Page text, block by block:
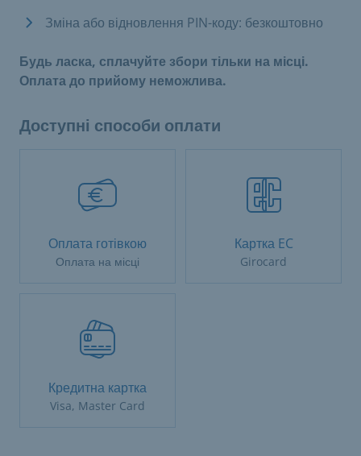
Зміна або відновлення PIN-коду: безкоштовно
Будь ласка, сплачуйте збори тільки на місці.
Оплата до прийому неможлива.
Доступні способи оплати
Оплата готівкою
Оплата на місці
Картка EC
Girocard
Кредитна картка
Visa, Master Card